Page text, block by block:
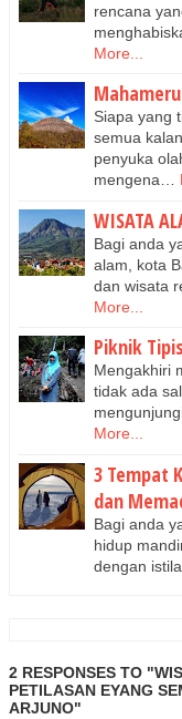
rencana
More...
Siapa yang
semua
penyuka
mengena…
WISATA
Bagi anda
alam, kota
dan wisata
More...
Piknik
Mengakhiri
tidak ada
More...
3 Tempat
dan
Bagi anda
hidup
dengan
2 RESPONSES TO
PETILASAN EYANG
ARJUNO"